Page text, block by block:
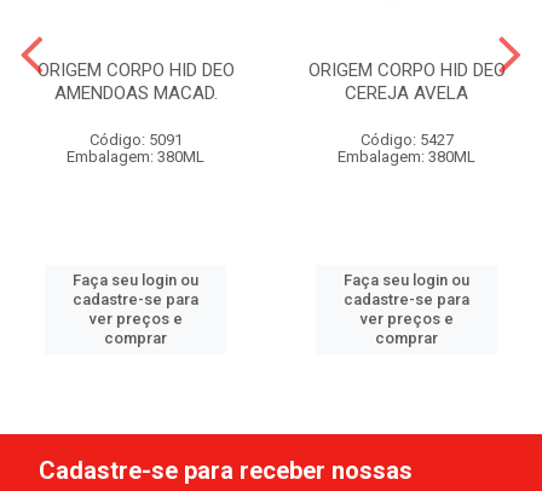
ORIGEM CORPO HID DEO
AMENDOAS MACAD.
Código: 5091
Embalagem: 380ML
Faça seu login ou
cadastre-se para
ver preços e
comprar
ORIGEM CORPO HID DEO
CEREJA AVELA
Código: 5427
Embalagem: 380ML
Faça seu login ou
cadastre-se para
ver preços e
comprar
Cadastre-se para receber nossas